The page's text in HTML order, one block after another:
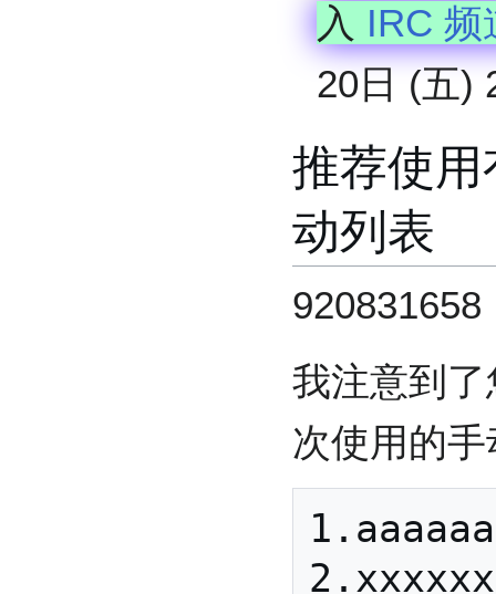
入 IRC 频
20日 (五)
推荐使
动列表
920831658
我注意到
次使用的
1.aaaaaa